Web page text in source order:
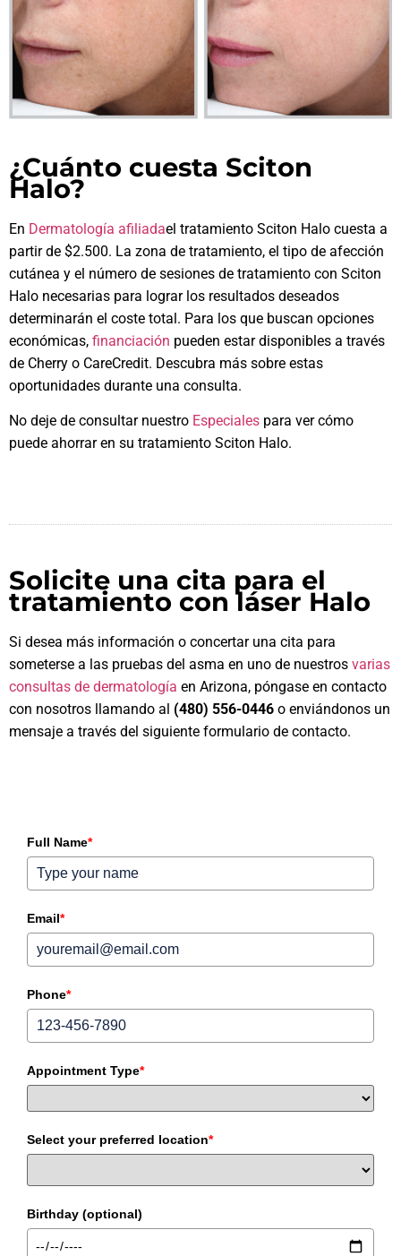
¿Cuánto cuesta Sciton
Halo?
En Dermatología afiliadael tratamiento Sciton Halo cuesta a
partir de $2.500. La zona de tratamiento, el tipo de afección
cutánea y el número de sesiones de tratamiento con Sciton
Halo necesarias para lograr los resultados deseados
determinarán el coste total. Para los que buscan opciones
económicas, financiación pueden estar disponibles a través
de Cherry o CareCredit. Descubra más sobre estas
oportunidades durante una consulta.
No deje de consultar nuestro Especiales para ver cómo
puede ahorrar en su tratamiento Sciton Halo.
Solicite una cita para el
tratamiento con láser Halo
Si desea más información o concertar una cita para
someterse a las pruebas del asma en uno de nuestros varias
consultas de dermatología en Arizona, póngase en contacto
con nosotros llamando al (480) 556-0446 o enviándonos un
mensaje a través del siguiente formulario de contacto.
Full Name*
Email*
Phone*
Appointment Type*
Select your preferred location*
Birthday (optional)